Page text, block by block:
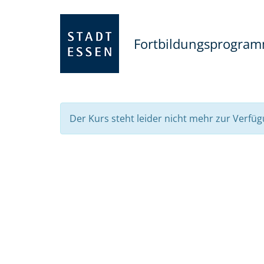
Der Kurs steht leider nicht mehr zur